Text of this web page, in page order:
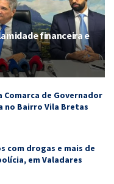
financeira e
Comarca de Governador
no Bairro Vila Bretas
com drogas e mais de
em Valadares